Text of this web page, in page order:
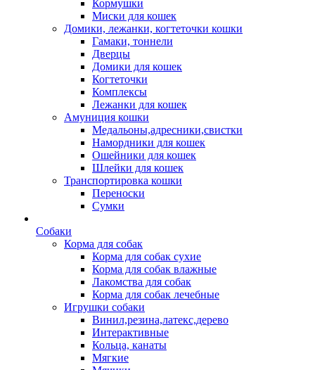
Кормушки
Миски для кошек
Домики, лежанки, когтеточки кошки
Гамаки, тоннели
Дверцы
Домики для кошек
Когтеточки
Комплексы
Лежанки для кошек
Амуниция кошки
Медальоны,адресники,свистки
Намордники для кошек
Ошейники для кошек
Шлейки для кошек
Транспортировка кошки
Переноски
Сумки
Собаки
Корма для собак
Корма для собак сухие
Корма для собак влажные
Лакомства для собак
Корма для собак лечебные
Игрушки собаки
Винил,резина,латекс,дерево
Интерактивные
Кольца, канаты
Мягкие